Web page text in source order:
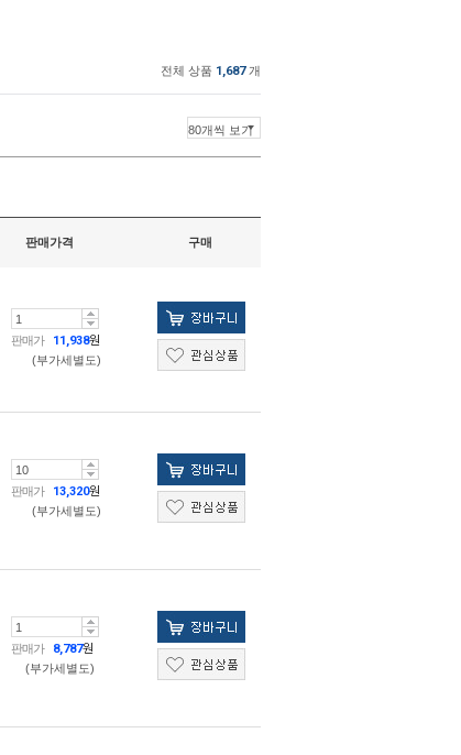
전체 상품 1,687개
판매가격 구매
판매가 11,938원
(부가세별도)
판매가 13,320원
(부가세별도)
판매가 8,787원
(부가세별도)